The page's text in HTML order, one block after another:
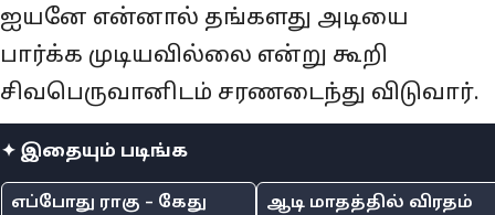
ஐயனே என்னால் தங்களது அடியை
பார்க்க முடியவில்லை என்று கூறி
சிவபெருவானிடம் சரணடைந்து விடுவார்.
✦ இதையும் படிங்க
எப்போது ராகு – கேது
ஆடி மாதத்தில் விரதம்